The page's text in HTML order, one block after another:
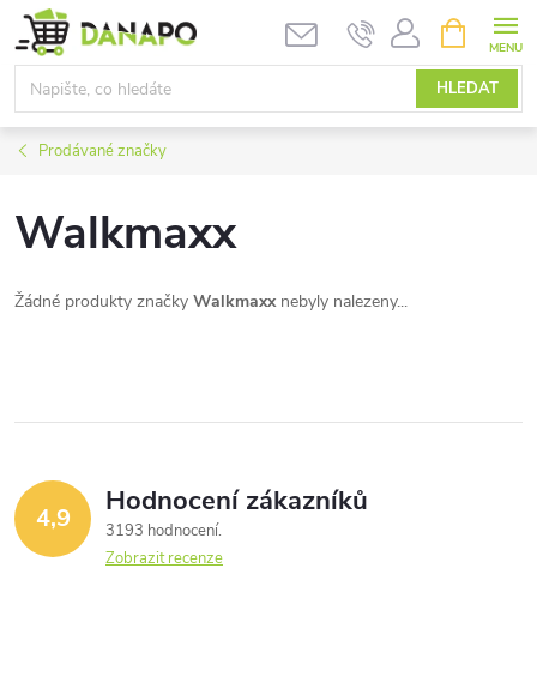
Přejít
na
obsah
HLEDAT
NÁKUPNÍ
KOŠÍK
Prodávané značky
Walkmaxx
Žádné produkty značky Walkmaxxnebyly nalezeny...
4,9 Hodnocení zákazníků
3193 hodnocení
Zobrazit recenze